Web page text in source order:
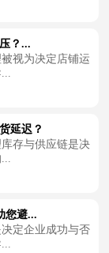
？...
视为决定店铺运
延迟？
存与供应链是决
您避...
定企业成功与否